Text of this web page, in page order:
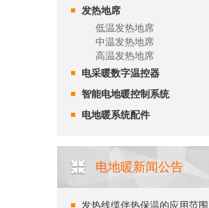
发热地席
低温发热地席
中温发热地席
高温发热地席
电采暖数字温控器
智能电地暖控制系统
电地暖系统配件
电地暖新闻公告
发热线缆伴热保温的应用范围